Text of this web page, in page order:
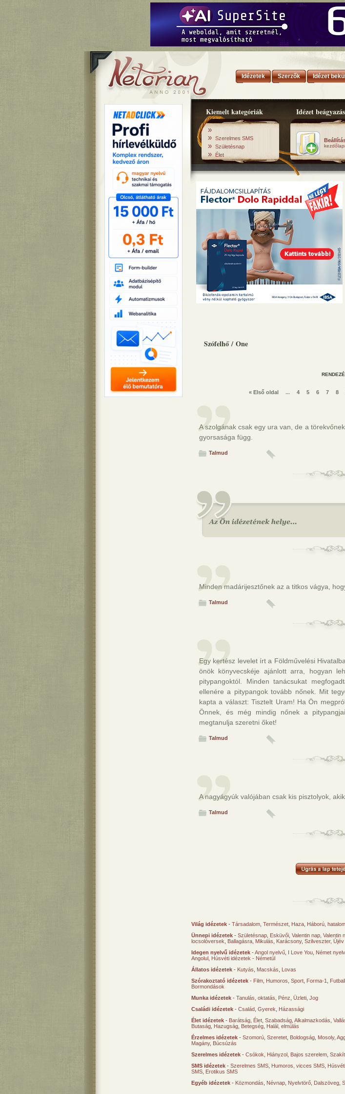
Idézetek Szerzők Idézet
Kiemelt kategóriák
»
» Szerelmes SMS
» Születésnap
» Élet
Idézet
Szófelhő / One
« Első oldal ... 4 5 6 7 8
A szolgának csak egy ura van, de a
gyorsasága függ.
Talmud
Minden madárijesztőnek az a titkos vágya,
Talmud
Egy kertész levelet írt a Földművelési
önök könyvecskéje ajánlott arra, hogyan
pitypangoktól. Minden tanácsukat
ellenére a pitypangok tovább nőnek. Mit
kapta a választ: Tisztelt Uram! Ha Ön
Önnek, és még mindig nőnek a
megtanulja szeretni őket!
Talmud
A nagyágyúk valójában csak kis pisztolyok,
Talmud
Világ idézetek - Társadalom Természet Haza Háború,
Ünnepi idézetek - Születésnap Esküvői Valentin nap Valentin
locsolóversek
Ballagásra Mikulás Karácsony, Szilveszter, Újév
Idegen nyelvű idézetek -Angol nyelvű I Love You Német
Angolul Húsvéti idézetek - Németül
Állatos idézetek - Kutyás Macskás
Lovas
Szórakoztató idézetek - Film Humoros Sport Forma-1
Bormondások
Munka idézetek - Tanulás, oktatás Pénz Üzleti Jog
Családi idézetek - Család Gyerek
Házassági
Élet idézetek - Barátság Élet Szabadság Alkalmazkodás
Butaság Hazugság Betegség Halál, elmúlás
Érzelmes idézetek - Szomorú Szeretet Boldogság Mosoly,
Magány, Búcsúzás
Szerelmes idézetek - Csókok Hiányzol Bajos szerelem
SMS idézetek - Szerelmes SMS Humoros, vicces SMS
SMS Erotikus SMS
Egyéb idézetek - Közmondás Névnap Nyelvtörő Dalszöveg